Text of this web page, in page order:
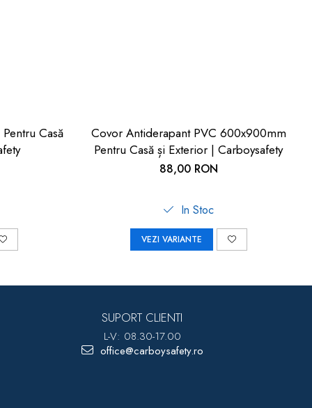
Casă
Covor Antiderapant PVC 600x900mm
Pentru Casă și Exterior | Carboysafety
88,00 RON
In Stoc
VEZI VARIANTE
SUPORT CLIENTI
L-V: 08.30-17.00
office@carboysafety.ro